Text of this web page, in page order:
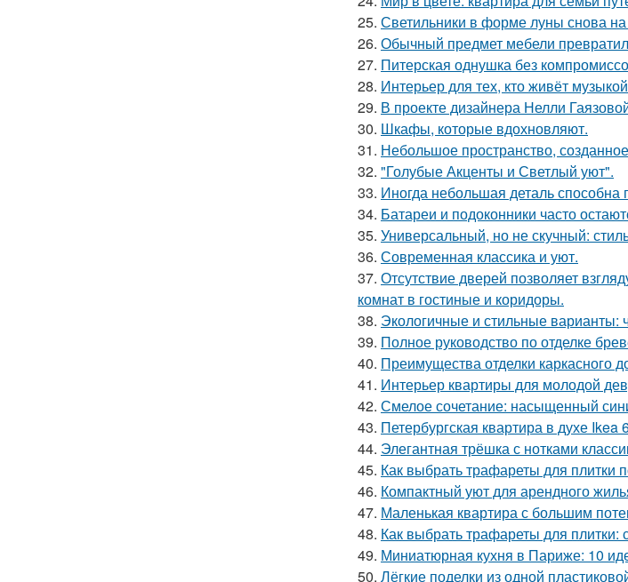
25. Светильники в форме луны снова на
26. Обычный предмет мебели
27. Питерская однушка без
28. Интерьер для тех, кто живёт
29. В проекте дизайнера Нелли
30. Шкафы, которые вдохновляют.
31. Небольшое пространство,
32. "Голубые Акценты и Светлый уют".
33. Иногда небольшая деталь способна
34. Батареи и подоконники часто
35. Универсальный, но не скучный:
36. Современная классика и уют.
37. Отсутствие дверей позволяет
комнат в гостиные и коридоры.
38. Экологичные и стильные
39. Полное руководство по отделке
40. Преимущества отделки каркасного
41. Интерьер квартиры для молодой
42. Смелое сочетание: насыщенный
43. Петербургская квартира в духе Ikea
44. Элегантная трёшка с нотками
45. Как выбрать трафареты для плитки
46. Компактный уют для арендного
47. Маленькая квартира с большим
48. Как выбрать трафареты для плитки:
49. Миниатюрная кухня в Париже: 10
50. Лёгкие поделки из одной